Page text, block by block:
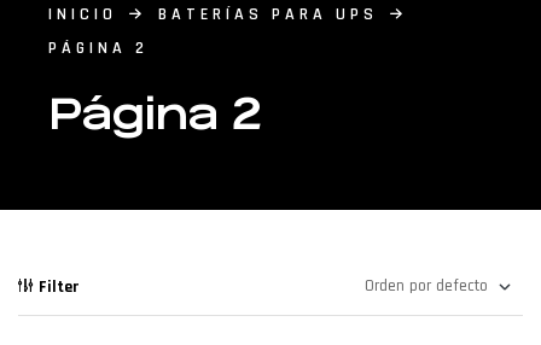
INICIO
BATERÍAS PARA UPS
PÁGINA 2
Página 2
Filter